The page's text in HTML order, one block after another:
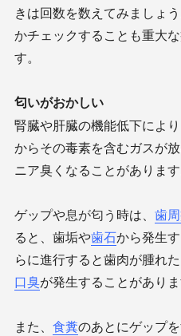
きは回数を数えてみましょ
かチェックすることも重大
す。
匂いがおかしい
腎臓や肝臓の機能低下によ
からその毒素を含むガスが
ニア臭くなることがあります
ゲップや息が匂う 時は、 歯
ると、歯垢や歯石から発生
らに進行すると歯肉が腫れ
口臭が発生することがありま
また、 食糞のあとにゲップ